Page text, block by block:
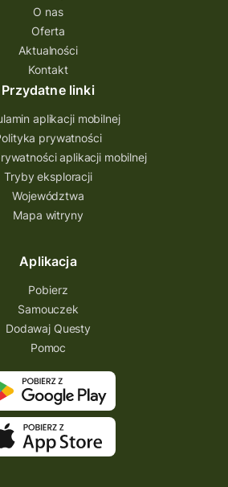
O nas
Oferta
Aktualności
Kontakt
Przydatne linki
aplikacji mobilnej
prywatności
aplikacji mobilnej
Tryby eksploracji
Województwa
Mapa witryny
Aplikacja
Pobierz
Samouczek
Dodawaj Questy
Pomoc